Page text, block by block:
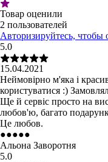
Товар оценили
2 пользователей
Авторизируйтесь, чтобы
5.0
15.04.2021
Неймовірно м'яка і
користуватися :)
Ще й сервіс просто на
любов'ю, багато
Це любов.
●●●●●
Альона Заворотня
5.0